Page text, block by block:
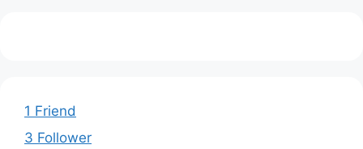
1 Friend
3 Follower